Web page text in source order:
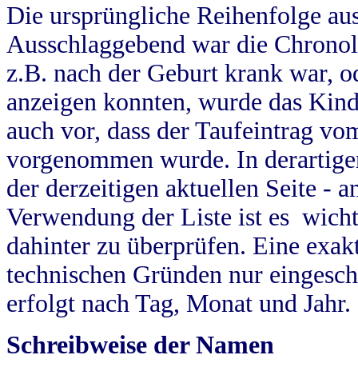
Die ursprüngliche Reihenfolge
Ausschlaggebend war die
z.B. nach der Geburt krank war,
anzeigen konnten, wurde das
auch vor, dass der Taufeintrag
vorgenommen wurde. In
der derzeitigen aktuellen Seite -
Verwendung der Liste ist es
dahinter zu überprüfen. Eine
technischen Gründen nur
erfolgt nach Tag, Monat und Jahr.
Schreibweise der Namen